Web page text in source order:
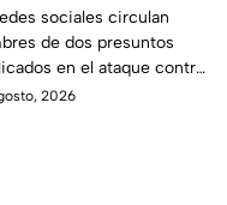
implicados
contra César
en Culiacán
sociales circulan
de dos presuntos
en el ataque contra
de contenido César
2026